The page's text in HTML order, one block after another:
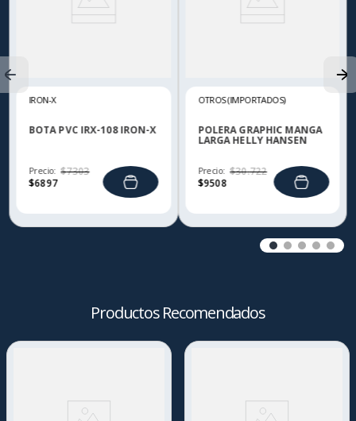
IRON-X
BOTA PVC IRX-108 IRON-X
Precio:
$6897
$7303
OTROS (IMPORTADOS)
POLERA GRAPHIC MANGA
LARGA HELLY HANSEN
Precio:
$9508
$30.722
Productos Recomendados